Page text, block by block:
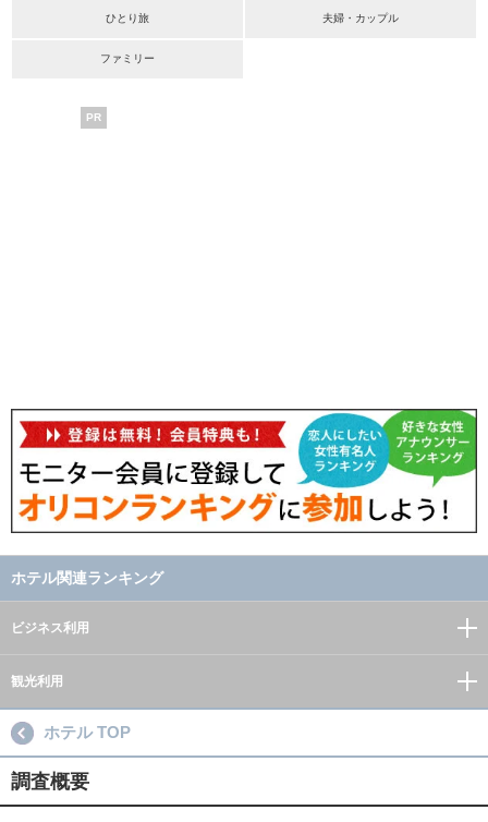
ひとり旅 夫婦・カップル
ファミリー
PR
ホテル関連ランキング
ビジネス利用
観光利用
ホテル TOP
調査概要